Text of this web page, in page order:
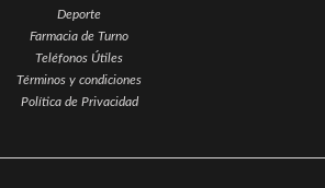
Deporte
Farmacia de Turno
Teléfonos Útiles
Términos y condiciones
Política de Privacidad